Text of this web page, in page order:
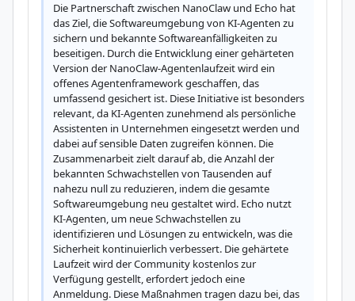
Die Partnerschaft zwischen NanoClaw und Echo hat
das Ziel, die Softwareumgebung von KI-Agenten zu
sichern und bekannte Softwareanfälligkeiten zu
beseitigen. Durch die Entwicklung einer gehärteten
Version der NanoClaw-Agentenlaufzeit wird ein
offenes Agentenframework geschaffen, das
umfassend gesichert ist. Diese Initiative ist besonders
relevant, da KI-Agenten zunehmend als persönliche
Assistenten in Unternehmen eingesetzt werden und
dabei auf sensible Daten zugreifen können. Die
Zusammenarbeit zielt darauf ab, die Anzahl der
bekannten Schwachstellen von Tausenden auf
nahezu null zu reduzieren, indem die gesamte
Softwareumgebung neu gestaltet wird. Echo nutzt
KI-Agenten, um neue Schwachstellen zu
identifizieren und Lösungen zu entwickeln, was die
Sicherheit kontinuierlich verbessert. Die gehärtete
Laufzeit wird der Community kostenlos zur
Verfügung gestellt, erfordert jedoch eine
Anmeldung. Diese Maßnahmen tragen dazu bei, das